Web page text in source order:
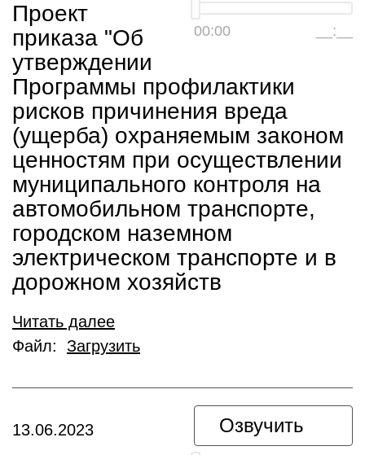
00:00 __:__
Проект
приказа "Об
утверждении
Программы профилактики
рисков причинения вреда
(ущерба) охраняемым законом
ценностям при осуществлении
муниципального контроля на
автомобильном транспорте,
городском наземном
электрическом транспорте и в
дорожном хозяйств
Читать далее
Файл: Загрузить
Озвучить
13.06.2023